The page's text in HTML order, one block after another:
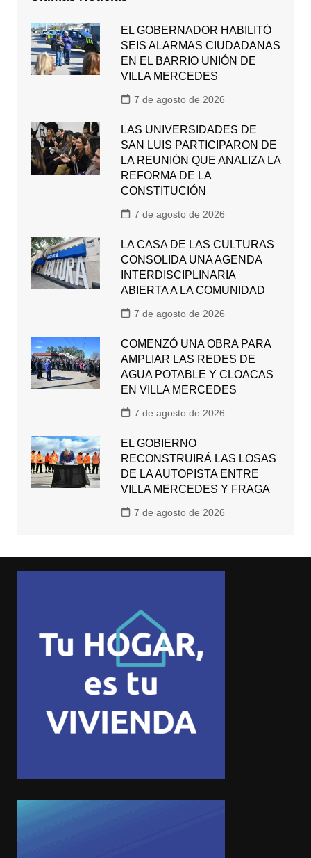
EL GOBERNADOR HABILITÓ
SEIS ALARMAS CIUDADANAS
EN EL BARRIO UNIÓN DE
VILLA MERCEDES
7 de agosto de 2026
LAS UNIVERSIDADES DE
SAN LUIS PARTICIPARON DE
LA REUNIÓN QUE ANALIZA LA
REFORMA DE LA
CONSTITUCIÓN
7 de agosto de 2026
LA CASA DE LAS CULTURAS
CONSOLIDA UNA AGENDA
INTERDISCIPLINARIA
ABIERTA A LA COMUNIDAD
7 de agosto de 2026
COMENZÓ UNA OBRA PARA
AMPLIAR LAS REDES DE
AGUA POTABLE Y CLOACAS
EN VILLA MERCEDES
7 de agosto de 2026
EL GOBIERNO
RECONSTRUIRÁ LAS LOSAS
DE LA AUTOPISTA ENTRE
VILLA MERCEDES Y FRAGA
7 de agosto de 2026